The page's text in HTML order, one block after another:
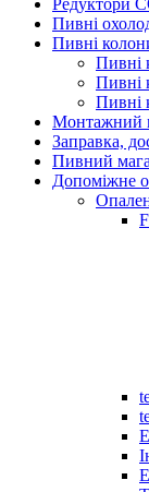
Редуктори
Пивні
Пивні
Пивні
Пивні
Пивні
Монтажний
Заправка,
Пивний
Допоміжне